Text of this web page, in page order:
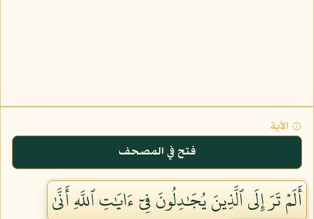
۞ الآية
فتح في المصحف
أَلَمۡ تَرَ إِلَى ٱلَّذِينَ يُجَٰدِلُونَ فِيٓ ءَايَٰتِ ٱللَّهِ أَنَّىٰ